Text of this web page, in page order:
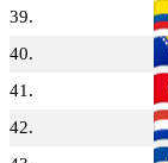
39.
40.
41.
42.